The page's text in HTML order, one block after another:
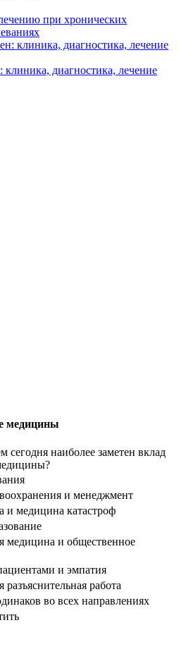
при хронических
диагностика, лечение
медицины
сегодня наиболее заметен вклад
и менеджмент
и медицина катастроф
медицина и общественное
и эмпатия
работа
во всех направлениях